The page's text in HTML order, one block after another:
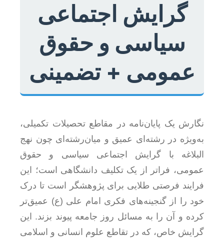
گرایش اجتماعی
سیاسی و حقوق
عمومی + تضمینی
نگارش یک پایان‌نامه در مقاطع تحصیلات تکمیلی،
به‌ویژه در رشته‌ای عمیق و میان‌رشته‌ای چون نهج
البلاغه با گرایش اجتماعی سیاسی و حقوق
عمومی، فراتر از یک تکلیف دانشگاهی است؛ این
فرایند فرصتی طلایی برای پژوهشگر است تا درک
خود را از گنجینه‌های فکری امام علی (ع) عمیق‌تر
کرده و آن را به مسائل روز جامعه پیوند بزند. این
گرایش خاص، که در تقاطع علوم انسانی و اسلامی